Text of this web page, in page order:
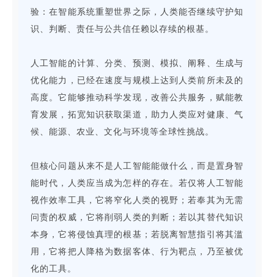
验：在智能系统重塑世界之际，人类能否继续守护知
识、判断、责任与公共信任赖以存续的根基。
人工智能的计算、分类、预测、模拟、阐释、生成与
优化能力，已经在速度与规模上达到人类前所未及的
高度。它能够推动科学发现，改善公共服务，赋能教
育发展，拓宽知识获取渠道，助力人类应对健康、气
候、能源、农业、文化与环境等全球性挑战。
但核心问题从来不是人工智能能做什么，而是置身智
能时代，人类应当成为怎样的存在。若仅将人工智能
视作效率工具，它将窄化人类的视野；若奉其为无需
问责的权威，它将削弱人类的判断；若以其替代知识
本身，它将侵蚀真理的根基；若脱离智慧指引将其滥
用，它将把人降格为数据客体、行为靶点，乃至被优
化的工具。